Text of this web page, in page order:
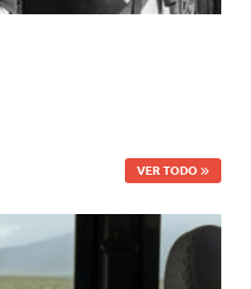
VER TODO